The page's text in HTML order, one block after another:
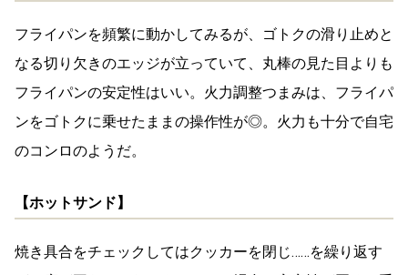
フライパンを頻繁に動かしてみるが、ゴトクの滑り止めと
なる切り欠きのエッジが立っていて、丸棒の見た目よりも
フライパンの安定性はいい。火力調整つまみは、フライパ
ンをゴトクに乗せたままの操作性が◎。火力も十分で自宅
のコンロのようだ。
【ホットサンド】
焼き具合をチェックしてはクッカーを閉じ……を繰り返す